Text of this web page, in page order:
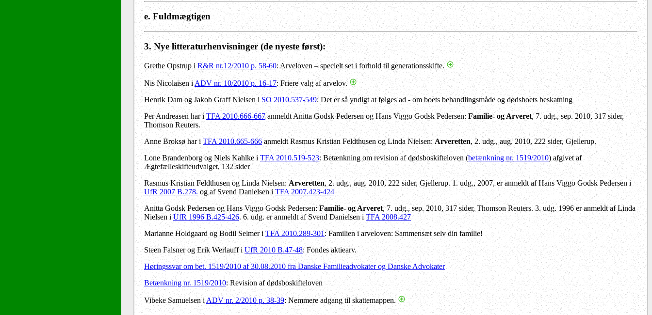
e. Fuldmægtigen
3. Nye litteraturhenvisninger(de nyeste først):
Grethe Opstrup iR&R nr.12/2010 p. 58-60: Arveloven – specielt set i forhold til generationsskifte.
Nis Nicolaisen i ADV nr. 10/2010 p. 16-17: Friere valg af arvelov.
Henrik Dam og Jakob Graff Nielsen i SO 2010.537-549: Det er så yndigt at følges ad - om boets behandlingsmåde og dødsboets beskatning
Per Andreasen har i TFA 2010.666-667anmeldt Anitta Godsk Pedersen og Hans Viggo Godsk Pedersen: Familie- og Arveret, 7. udg., sep. 2010, 317 sider,
Thomson Reuters.
Anne Broksø har i TFA 2010.665-666anmeldt Rasmus Kristian Feldthusen og Linda Nielsen:Arveretten, 2. udg., aug. 2010, 222 sider, Gjellerup.
Lone Brandenborg og Niels Kahlke i TFA 2010.519-523: Betænkning om revision af dødsboskifteloven (betænkning nr. 1519/2010) afgivet af
Ægtefælleskifteudvalget, 132 sider
Rasmus Kristian Feldthusen og Linda Nielsen:Arveretten, 2. udg., aug. 2010, 222 sider, Gjellerup. 1. udg., 2007, er anmeldt af Hans Viggo Godsk Pedersen i
UfR 2007 B.278. og af Svend Danielsen iTFA 2007.423-424
Anitta Godsk Pedersen og Hans Viggo Godsk Pedersen:Familie- og Arveret, 7. udg., sep. 2010, 317 sider, Thomson Reuters. 3. udg. 1996 er anmeldt af Linda
Nielsen iUfR 1996 B.425-426. 6. udg. er anmeldt af Svend Danielsen iTFA 2008.427
Marianne Holdgaard og Bodil Selmer i TFA 2010.289-301: Familien i arveloven: Sammensæt selv din familie!
Steen Falsner og Erik Werlauff i UfR 2010 B.47-48: Fondes aktiearv.
Høringssvar om bet. 1519/2010 af 30.08.2010 fra Danske Familieadvokater og Danske Advokater
Betænkning nr. 1519/2010: Revision af dødsboskifteloven
Vibeke Samuelsen iADV nr. 2/2010 p. 38-39: Nemmere adgang til skattemappen.